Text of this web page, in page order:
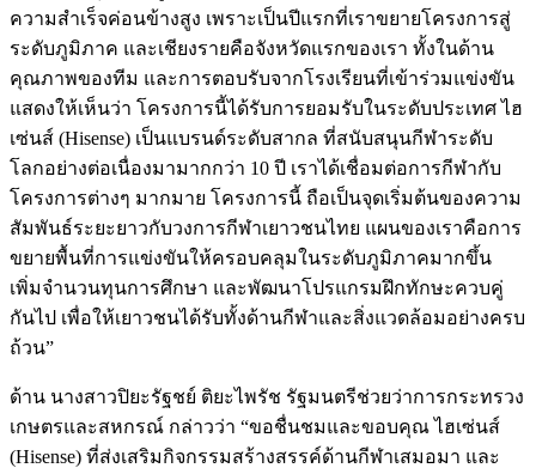
ความสำเร็จค่อนข้างสูง เพราะเป็นปีแรกที่เราขยายโครงการสู่
ระดับภูมิภาค และเชียงรายคือจังหวัดแรกของเรา ทั้งในด้าน
คุณภาพของทีม และการตอบรับจากโรงเรียนที่เข้าร่วมแข่งขัน
แสดงให้เห็นว่า โครงการนี้ได้รับการยอมรับในระดับประเทศ ไฮ
เซ่นส์ (Hisense) เป็นแบรนด์ระดับสากล ที่สนับสนุนกีฬาระดับ
โลกอย่างต่อเนื่องมามากกว่า 10 ปี เราได้เชื่อมต่อการกีฬากับ
โครงการต่างๆ มากมาย โครงการนี้ ถือเป็นจุดเริ่มต้นของความ
สัมพันธ์ระยะยาวกับวงการกีฬาเยาวชนไทย แผนของเราคือการ
ขยายพื้นที่การแข่งขันให้ครอบคลุมในระดับภูมิภาคมากขึ้น
เพิ่มจำนวนทุนการศึกษา และพัฒนาโปรแกรมฝึกทักษะควบคู่
กันไป เพื่อให้เยาวชนได้รับทั้งด้านกีฬาและสิ่งแวดล้อมอย่างครบ
ถ้วน”
ด้าน นางสาวปิยะรัฐชย์ ติยะไพรัช รัฐมนตรีช่วยว่าการกระทรวง
เกษตรและสหกรณ์ กล่าวว่า “ขอชื่นชมและขอบคุณ ไฮเซ่นส์
(Hisense) ที่ส่งเสริมกิจกรรมสร้างสรรค์ด้านกีฬาเสมอมา และ